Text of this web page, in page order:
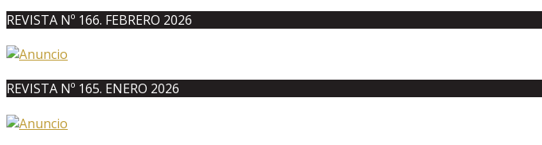
REVISTA Nº 166. FEBRERO 2026
REVISTA Nº 165. ENERO 2026